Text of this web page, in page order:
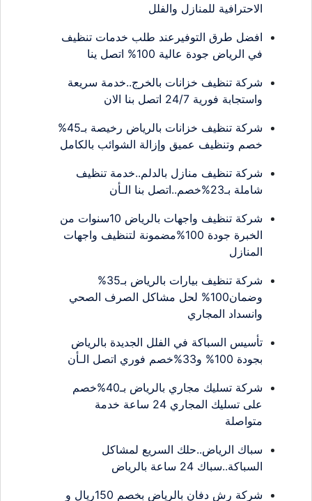
الاحترافية للمنازل والفلل
افضل طرق التوفيرعند طلب خدمات تنظيف
في الرياض جودة عالية 100% اتصل ينا
شركة تنظيف خزانات بالخرج..خدمة سريعة
واستجابة فورية 24/7 اتصل بنا الان
شركة تنظيف خزانات بالرياض رخيصة بـ45%
خصم وتنظيف عميق وإزالة الشوائب بالكامل
شركة تنظيف منازل بالدلم..خدمة تنظيف
شاملة بـ23%خصم..اتصل بنا الـأن
شركة تنظيف واجهات بالرياض 10سنوات من
الخبرة جودة 100%مضمونة لتنظيف واجهات
المنازل
شركة تنظيف بيارات بالرياض بـ35%
وضمان100% لحل مشاكل الصرف الصحي
وانسداد المجاري
تأسيس السباكة في الفلل الجديدة بالرياض
بجودة 100% و33%خصم فوري اتصل الـأن
شركة تسليك مجاري بالرياض بـ40%خصم
على تسليك المجاري 24 ساعة خدمة
متواصلة
سباك الرياض..حلك السريع لمشاكل
السباكة..سباك 24 ساعة بالرياض
شركة رش دفان بالرياض بخصم 150ريال و